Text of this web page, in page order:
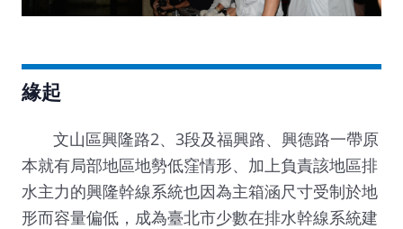
緣起
文山區興隆路2、3段及福興路、興德路一帶原
本就有局部地區地勢低窪情形、加上負責該地區排
水主力的興隆幹線系統也因為主箱涵尺寸受制於地
形而容量偏低，成為臺北市少數在排水幹線系統建